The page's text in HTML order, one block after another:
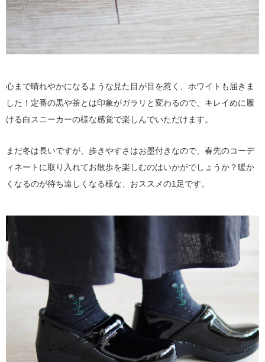
心まで晴れやかになるような見た目が目を惹く、ホワイトも届きま
した！定番の黒や茶とは印象がガラリと変わるので、キレイめに履
ける白スニーカーの様な感覚で楽しんでいただけます。
まだ冬は長いですが、歩きやすさはお墨付きなので、春先のコーデ
ィネートに取り入れてお散歩を楽しむのはいかがでしょうか？暖か
くなるのが待ち遠しくなる様な、おススメの1足です。